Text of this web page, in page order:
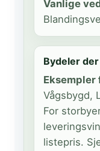
Vanlige
Bydeler
Eksempler
Vågsbygd,
For
listepris.